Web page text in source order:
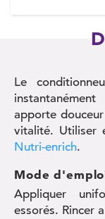
Le
apporte
vitalité. Utiliser
Nutri-enrich.
Mode
Appliquer
essorés. Rincer